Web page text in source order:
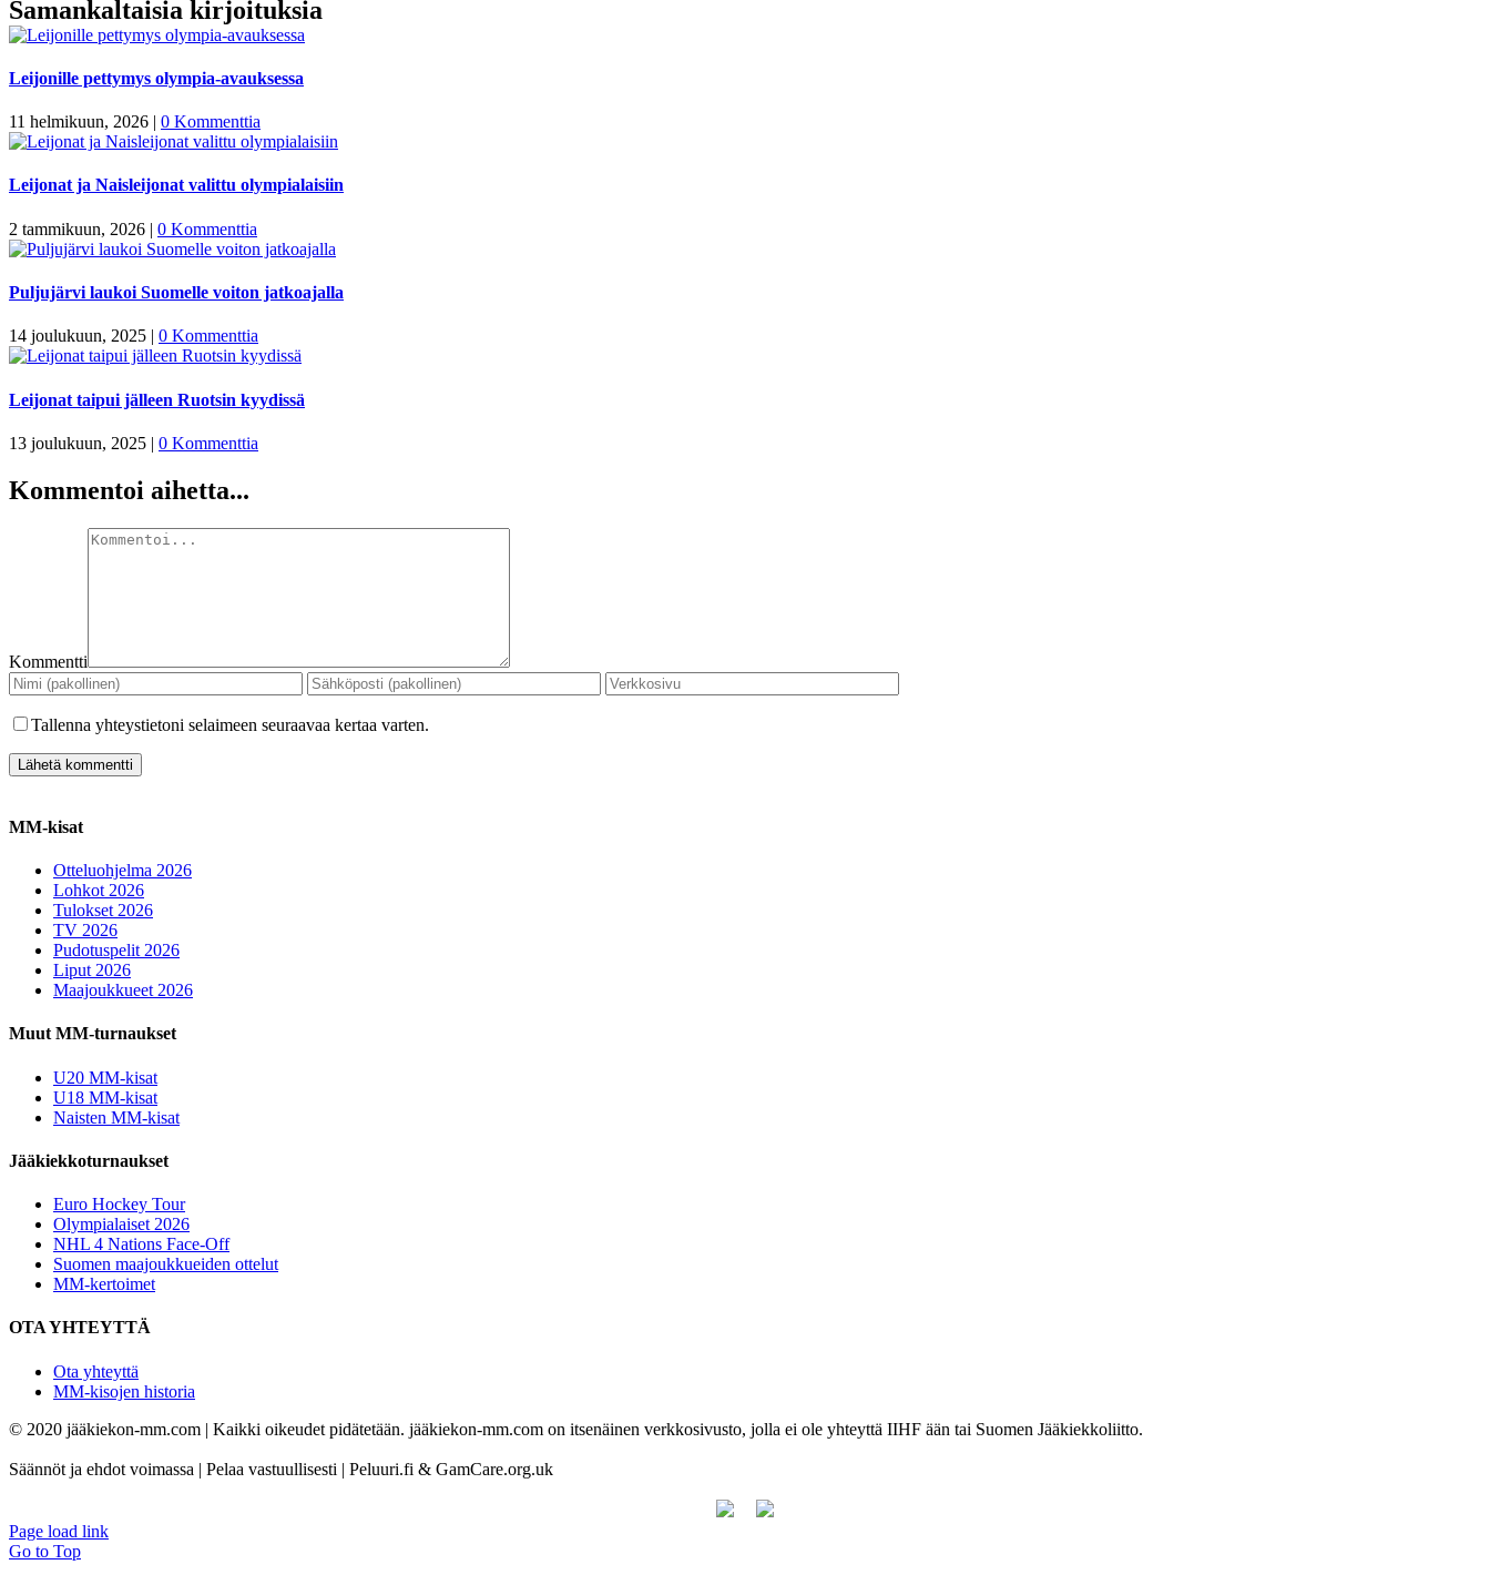
Samankaltaisia kirjoituksia
Leijonille pettymys olympia-avauksessa
11 helmikuun, 2026 | 0 Kommenttia
Leijonat ja Naisleijonat valittu olympialaisiin
2 tammikuun, 2026 | 0 Kommenttia
Puljujärvi laukoi Suomelle voiton jatkoajalla
14 joulukuun, 2025 | 0 Kommenttia
Leijonat taipui jälleen Ruotsin kyydissä
13 joulukuun, 2025 | 0 Kommenttia
Kommentoi aihetta...
Kommentti
Tallenna yhteystietoni selaimeen seuraavaa kertaa varten.
MM-kisat
Otteluohjelma 2026
Lohkot 2026
Tulokset 2026
TV 2026
Pudotuspelit 2026
Liput 2026
Maajoukkueet 2026
Muut MM-turnaukset
U20 MM-kisat
U18 MM-kisat
Naisten MM-kisat
Jääkiekkoturnaukset
Euro Hockey Tour
Olympialaiset 2026
NHL 4 Nations Face-Off
Suomen maajoukkueiden ottelut
MM-kertoimet
OTA YHTEYTTÄ
Ota yhteyttä
MM-kisojen historia
© 2020 jääkiekon-mm.com | Kaikki oikeudet pidätetään. jääkiekon-mm.com on itsenäinen verkkosivusto, jolla ei ole yhteyttä IIHF ään tai Suomen Jääkiekkoliitto.
Säännöt ja ehdot voimassa | Pelaa vastuullisesti | Peluuri.fi & GamCare.org.uk
Page load link
Go to Top